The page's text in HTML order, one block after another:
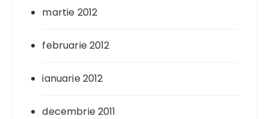
martie 2012
februarie 2012
ianuarie 2012
decembrie 2011